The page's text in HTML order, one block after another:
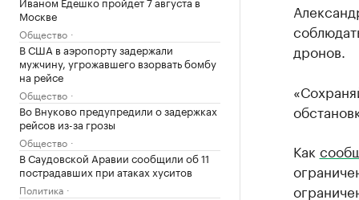
Москве
Общество
В США в аэропорту задержали
мужчину, угрожавшего взорвать бомбу
на рейсе
Общество
Во Внуково предупредили о задержках
рейсов из-за грозы
Общество
В Саудовской Аравии сообщили об 11
пострадавших при атаках хуситов
Политика
дронов.
Как